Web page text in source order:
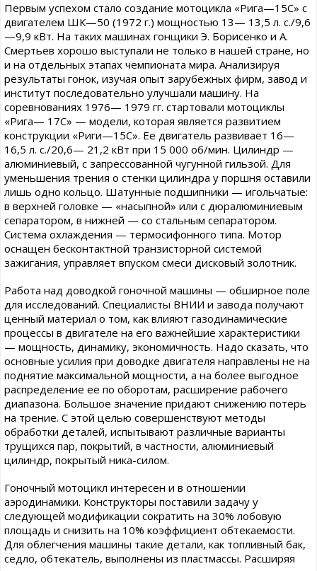
Первым успехом стало создание мотоцикла «Рига—15С» с
двигателем ШК—50 (1972 г.) мощностью 13— 13,5 л. с./9,6
—9,9 кВт. На таких машинах гонщики Э. Борисенко и А.
Смертьев хорошо выступали не только в нашей стране, но
и на отдельных этапах чемпионата мира. Анализируя
результаты гонок, изучая опыт зарубежных фирм, завод и
институт последовательно улучшали машину. На
соревнованиях 1976— 1979 гг. стартовали мотоциклы
«Рига— 17С» — модели, которая является развитием
конструкции «Риги—15С». Ее двигатель развивает 16—
16,5 л. с./20,6— 21,2 кВт при 15 000 об/мин. Цилиндр —
алюминиевый, с запрессованной чугунной гильзой. Для
уменьшения трения о стенки цилиндра у поршня оставили
лишь одно кольцо. Шатунные подшипники — игольчатые:
в верхней головке — «насыпной» или с дюралюминиевым
сепаратором, в нижней — со стальным сепаратором.
Система охлаждения — термосифонного типа. Мотор
оснащен бесконтактной транзисторной системой
зажигания, управляет впуском смеси дисковый золотник.
Работа над доводкой гоночной машины — обширное поле
для исследований. Специалисты ВНИИ и завода получают
ценный материал о том, как влияют газодинамические
процессы в двигателе на его важнейшие характеристики
— мощность, динамику, экономичность. Надо сказать, что
основные усилия при доводке двигателя направлены не на
поднятие максимальной мощности, а на более выгодное
распределение ее по оборотам, расширение рабочего
диапазона. Большое значение придают снижению потерь
на трение. С этой целью совершенствуют методы
обработки деталей, испытывают различные варианты
трущихся пар, покрытий, в частности, алюминиевый
цилиндр, покрытый ника-силом.
Гоночный мотоцикл интересен и в отношении
аэродинамики. Конструкторы поставили задачу у
следующей модификации сократить на 30% лобовую
площадь и снизить на 10% коэффициент обтекаемости.
Для облегчения машины такие детали, как топливный бак,
седло, обтекатель, выполнены из пластмассы. Расширяя